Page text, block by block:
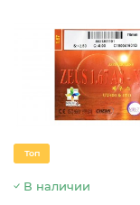
Топ
В наличии